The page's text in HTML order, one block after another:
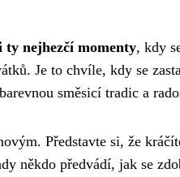
nejhezčí momenty, kdy
Je to chvíle, kdy se
směsicí tradic a
Představte si, že
někdo předvádí, jak se